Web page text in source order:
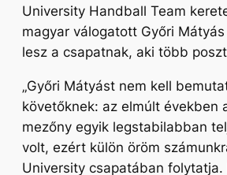
University Handball Team
magyar válogatott Győri
lesz a csapatnak, aki több
„Győri Mátyást nem kell
követőknek: az elmúlt években
mezőny egyik legstabilabban
volt, ezért külön öröm
University csapatában folytatja.